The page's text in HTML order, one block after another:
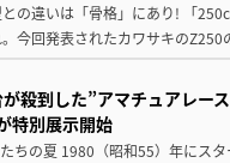
の違いは「骨格」にあり! 「
今回発表されたカワサキの
殺到した”アマチュアレー
特別展示開始
ちの夏 1980（昭和55）年にス